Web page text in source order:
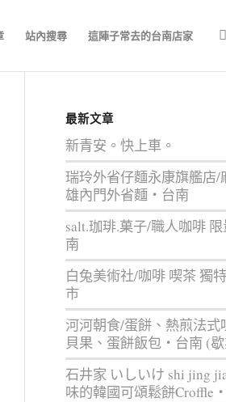
站內搜尋 這陣子常去的台南店家
最新文章
新青安。快上車。
瑞玲外省仔麵永康旗艦店/
雄內門外省麵‧台南
salt.珈琲.菓子/職人咖啡
南
白兔美術社/咖啡 喫茶 獨
市
河河朝食/蛋餅、熱煎法式
貝果、蛋餅飯包‧台南 (
石井家 いしいけ shi jing
味的韓國可頌鬆餅